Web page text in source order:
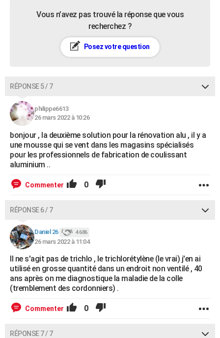
Vous n’avez pas trouvé la réponse que vous
recherchez ?
Posez votre question
RÉPONSE 5 / 7
philippe6613
26 mars 2022 à 10:26
bonjour , la deuxième solution pour la rénovation alu , il y a
une mousse qui se vent dans les magasins spécialisés
pour les professionnels de fabrication de coulissant
aluminium ..
Commenter 0
RÉPONSE 6 / 7
Daniel 26 4 686
26 mars 2022 à 11:04
Il ne s'agit pas de trichlo , le trichlorétylène (le vrai) j'en ai
utilisé en grosse quantité dans un endroit non ventilé , 40
ans après on me diagnostique la maladie de la colle
(tremblement des cordonniers) .
Commenter 0
RÉPONSE 7 / 7